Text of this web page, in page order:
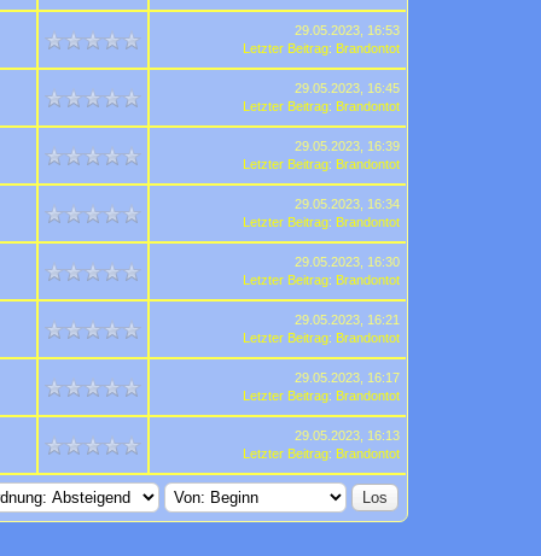
29.05.2023, 16:53
Letzter Beitrag:Brandontot
29.05.2023, 16:45
Letzter Beitrag:Brandontot
29.05.2023, 16:39
Letzter Beitrag:Brandontot
29.05.2023, 16:34
Letzter Beitrag:Brandontot
29.05.2023, 16:30
Letzter Beitrag:Brandontot
29.05.2023, 16:21
Letzter Beitrag:Brandontot
29.05.2023, 16:17
Letzter Beitrag:Brandontot
29.05.2023, 16:13
Letzter Beitrag:Brandontot